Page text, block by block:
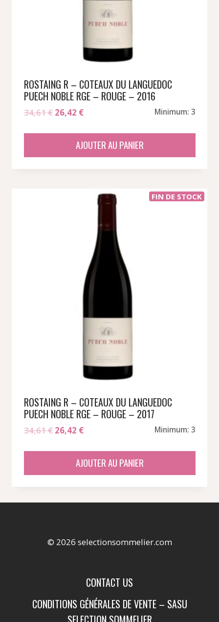
ROSTAING R – COTEAUX DU LANGUEDOC
PUECH NOBLE RGE – ROUGE – 2016
34,61€ Le
était :
26,42 €Le
est :
Minimum: 3
AJOUTER AU PANIER
FIN DE STOCK
ROSTAING R – COTEAUX DU LANGUEDOC
PUECH NOBLE RGE – ROUGE – 2017
34,61€ Le
était :
26,42 €Le
est :
Minimum: 3
AJOUTER AU PANIER
© 2026 selectionsommelier.com
CONTACT US
CONDITIONS GÉNÉRALES DE VENTE – SASU